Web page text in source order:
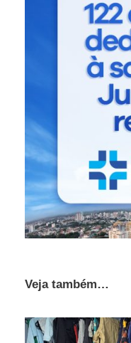
Veja também…